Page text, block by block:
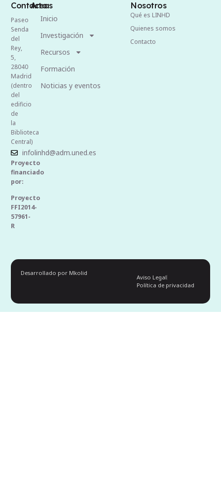
Contacto
Paseo
Senda
del
Rey,
5,
28040
Madrid
(dentro
del
edificio
de
la
Biblioteca
Central)
infolinhd@adm.uned.es
Proyecto
financiado
por:
Proyecto
FFI2014-
57961-
R
Areas
Inicio
Investigación
Recursos
Formación
Noticias y eventos
Nosotros
Qué es LINHD
Quienes somos
Contacto
Desarrollado por Mkolid
Aviso Legal
Política de privacidad